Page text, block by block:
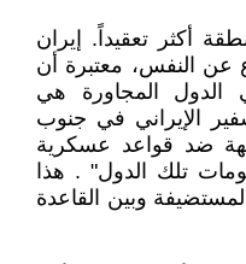
أكثر تعقيداً. إيران
عن النفس، معتبرة أن
الدول المجاورة هي
الإيراني في جنوب
ضد قواعد عسكرية
تلك الدول" . هذا
المستضيفة وبين القاعدة